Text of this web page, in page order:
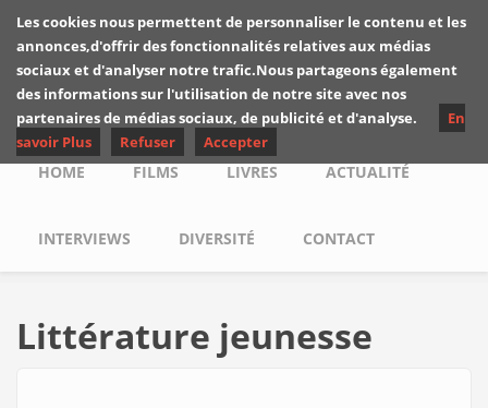
Skip to main content
Les critiques de
Yuyine
Main menu
HOME FILMS LIVRES ACTUALITÉ
INTERVIEWS DIVERSITÉ CONTACT
Littérature jeunesse
Les cookies nous permettent de personnaliser le contenu et les
annonces,d'offrir des fonctionnalités relatives aux médias
sociaux et d'analyser notre trafic.Nous partageons également
des informations sur l'utilisation de notre site avec nos
partenaires de médias sociaux, de publicité et d'analyse.
En
savoir Plus
Refuser Accepter